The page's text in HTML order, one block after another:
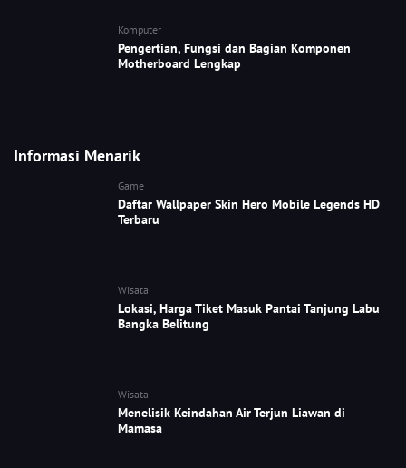
Komputer
Pengertian, Fungsi dan Bagian Komponen
Motherboard Lengkap
Informasi Menarik
Game
Daftar Wallpaper Skin Hero Mobile Legends HD
Terbaru
Wisata
Lokasi, Harga Tiket Masuk Pantai Tanjung Labu
Bangka Belitung
Wisata
Menelisik Keindahan Air Terjun Liawan di
Mamasa